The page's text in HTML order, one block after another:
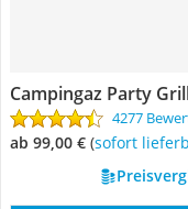
Campingaz Party
4277
ab 99,00 € ( Sofort